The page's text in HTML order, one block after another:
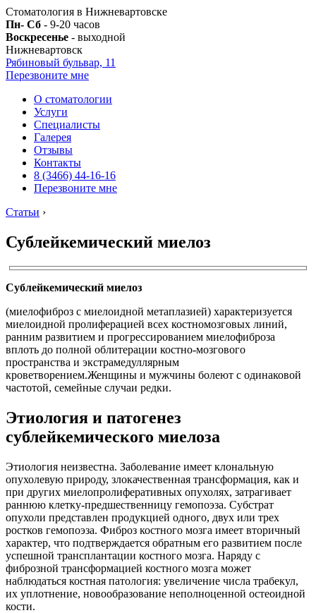
Стоматология в Нижневартовске
Пн- Сб - 9-20 часов
Воскресенье - выходной
Нижневартовск
Рябиновый бульвар, 11
Перезвоните мне
О стоматологии
Услуги
Специалисты
Галерея
Отзывы
Контакты
8 (3466) 44-16-16
Перезвоните мне
Статьи ›
Сублейкемический миелоз
Сублейкемический миелоз
(миелофиброз с миелоидной метаплазией) характеризуется
миелоидной пролиферацией всех костномозговых линий,
ранним развитием и прогрессированием миелофиброза
вплоть до полной облитерации костно-мозгового
пространства и экстрамедуллярным
кроветворением.Женщины и мужчины болеют с одинаковой
частотой, семейные случаи редки.
Этиология и патогенез
сублейкемического миелоза
Этиология неизвестна. Заболевание имеет клональную
опухолевую природу, злокачественная трансформация, как и
при других миелопролиферативных опухолях, затрагивает
раннюю клетку-предшественницу гемопоэза. Субстрат
опухоли представлен продукцией одного, двух или трех
ростков гемопоэза. Фиброз костного мозга имеет вторичный
характер, что подтверждается обратным его развитием после
успешной трансплантации костного мозга. Наряду с
фиброзной трансформацией костного мозга может
наблюдаться костная патология: увеличение числа трабекул,
их уплотнение, новообразование неполноценной остеоидной
кости.